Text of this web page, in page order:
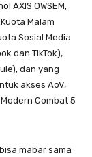
AXIS OWSEM,
Malam
Sosial Media
dan TikTok),
dan yang
akses AoV,
Combat 5
mabar sama